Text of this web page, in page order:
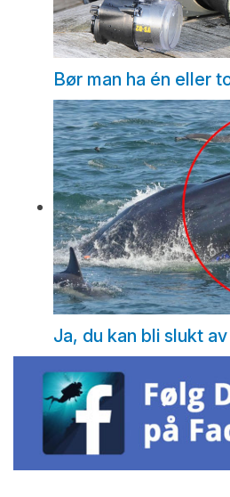
Bør man ha én eller
Ja, du kan bli slukt